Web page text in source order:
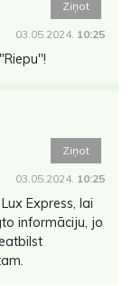
Ziņot
03.05.2024. 10:25
Ziņot
03.05.2024. 10:25
Express, lai
informāciju, jo